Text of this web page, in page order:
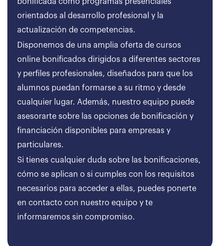
orientados al desarrollo profesional y la
actualización de competencias.
Disponemos de una amplia oferta de cursos
online bonificados dirigidos a diferentes sectores
y perfiles profesionales, diseñados para que los
alumnos puedan formarse a su ritmo y desde
cualquier lugar. Además, nuestro equipo puede
asesorarte sobre las opciones de bonificación y
financiación disponibles para empresas y
particulares.
Si tienes cualquier duda sobre las bonificaciones,
cómo se aplican o si cumples con los requisitos
necesarios para acceder a ellas, puedes ponerte
en contacto con nuestro equipo y te
informaremos sin compromiso.